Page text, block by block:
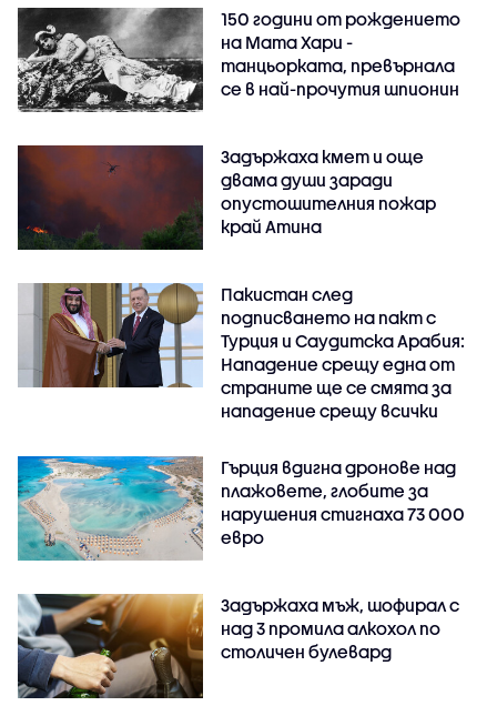
150 години от рождението
на Мата Хари -
танцьорката, превърнала
се в най-прочутия шпионин
Задържаха кмет и още
двама души заради
опустошителния пожар
край Атина
Пакистан след
подписването на пакт с
Турция и Саудитска Арабия:
Нападение срещу една от
страните ще се смята за
нападение срещу всички
Гърция вдигна дронове над
плажовете, глобите за
нарушения стигнаха 73 000
евро
Задържаха мъж, шофирал с
над 3 промила алкохол по
столичен булевард